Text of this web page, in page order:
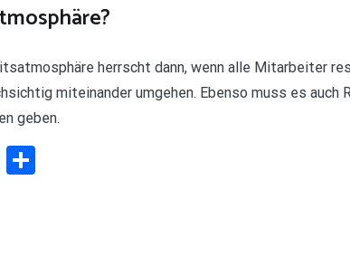
herrscht dann, wenn alle Mitarbeiter
miteinander umgehen. Ebenso muss es auch
geben.
Telegram